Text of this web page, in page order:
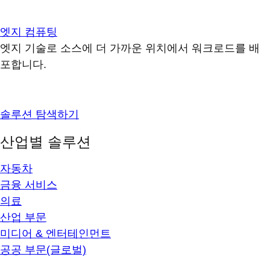
엣지 컴퓨팅
엣지 기술로 소스에 더 가까운 위치에서 워크로드를 배
포합니다.
솔루션 탐색하기
산업별 솔루션
자동차
금융 서비스
의료
산업 부문
미디어 & 엔터테인먼트
공공 부문(글로벌)